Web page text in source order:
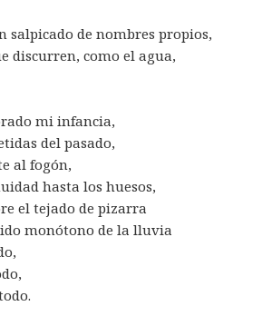
salpicado de nombres propios,
discurren, como el agua,
mi infancia,
del pasado,
al fogón,
hasta los huesos,
el tejado de pizarra
monótono de la lluvia